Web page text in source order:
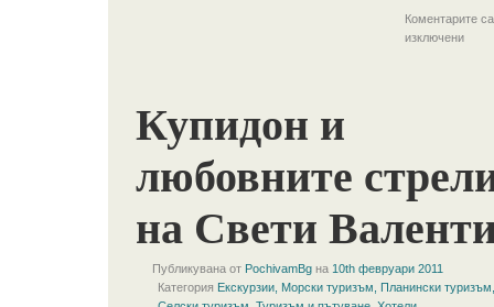
Коментарите са
изключени
Купидон и
любовните
на Свети
Публикувана от PochivamBg на 10th февруари 2011
Категория Екскурзии Морски туризъм Планински туризъм